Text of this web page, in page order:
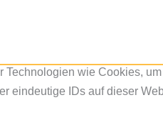
wie Cookies,
eindeutige IDs auf dieser